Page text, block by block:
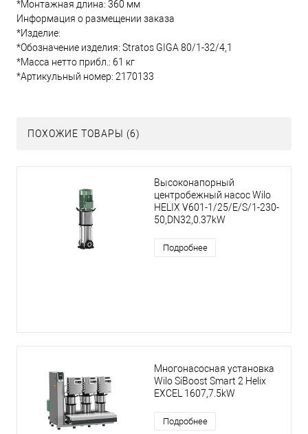
*Монтажная длина: 360 мм
Информация о размещении заказа
*Изделие:
*Обозначение изделия: Stratos GIGA 80/1-32/4,1
*Масса нетто прибл.: 61 кг
*Артикульный номер: 2170133
ПОХОЖИЕ ТОВАРЫ (6)
Высоконапорный
центробежный насос Wilo
HELIX V601-1/25/E/S/1-230-
50,DN32,0.37kW
Подробнее
Многонасосная установка
Wilo SiBoost Smart 2 Helix
EXCEL 1607,7.5kW
Подробнее